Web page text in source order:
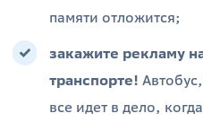
памяти отложится;
закажите рекламу
транспорте!
все идет в дело,